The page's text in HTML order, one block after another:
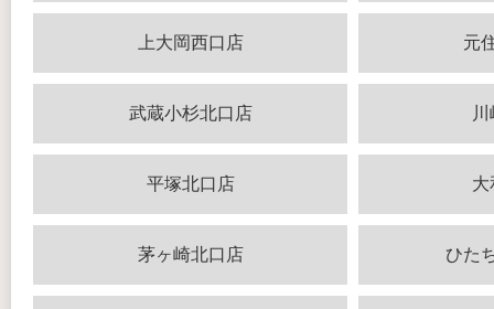
上大岡西口店 元
武蔵小杉北口店
平塚北口店 大
茅ヶ崎北口店 ひた